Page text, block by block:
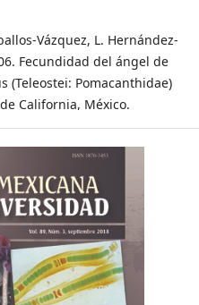
Vázquez, L. Hernández-
Fecundidad del ángel de
(Teleostei: Pomacanthidae)
California, México.
Optimal management
in the ecosystem of La
Ecological Modelling
D. Aurioles-Gamboa, F.